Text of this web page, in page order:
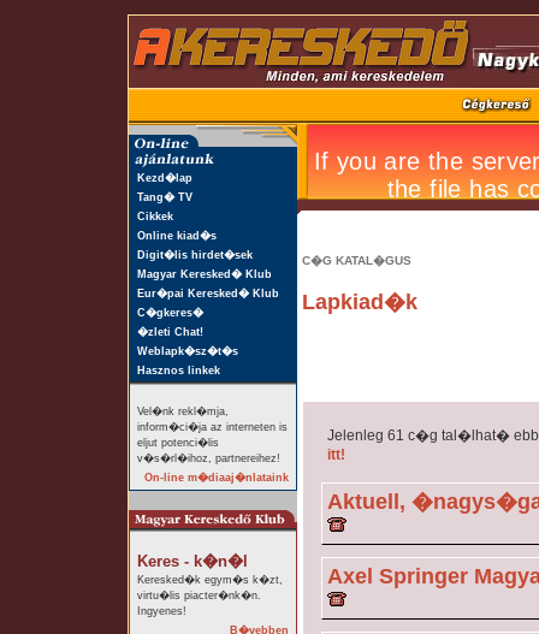
Kezd�lap
Tang� TV
Cikkek
Online kiad�s
Digit�lis hirdet�sek
Magyar Keresked� Klub
Eur�pai Keresked� Klub
C�gkeres�
�zleti Chat!
Weblapk�sz�t�s
Hasznos linkek
Vel�nk rekl�mja,
inform�ci�ja az interneten is
eljut potenci�lis
v�s�rl�ihoz, partnereihez!
On-line m�diaaj�nlataink
Keres - k�n�l
Keresked�k egym�s k�zt,
virtu�lis piacter�nk�n.
Ingyenes!
B�vebben
C�G KATAL�GUS
Lapkiad�k
Jelenleg 61 c�g tal�lhat�
itt!
Aktuell,
Axel Springer